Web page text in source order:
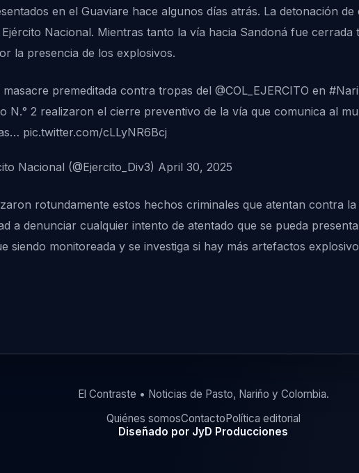
en el Guaviare hace algunos días atrás. La detonación
Nacional. Mientras tanto la vía hacia Sandoná fue cerrada
la presencia de los explosivos.
premeditada contra tropas del @COL_EJERCITO en
N.° 2 realizaron el cierre preventivo de la vía que comunica al
pic.twitter.com/cLLyNR6Bcj
Nacional (@Ejercito_Div3) April 30, 2025
rotundamente estos hechos criminales que atentan contra
a denunciar cualquier intento de atentado que se pueda
siendo monitoreada y se investiga si hay más artefactos
El Contraste • Noticias de Pasto, Nariño y Colombia.
Quiénes somosContactoPolítica editorial
Diseñado por JyD Producciones